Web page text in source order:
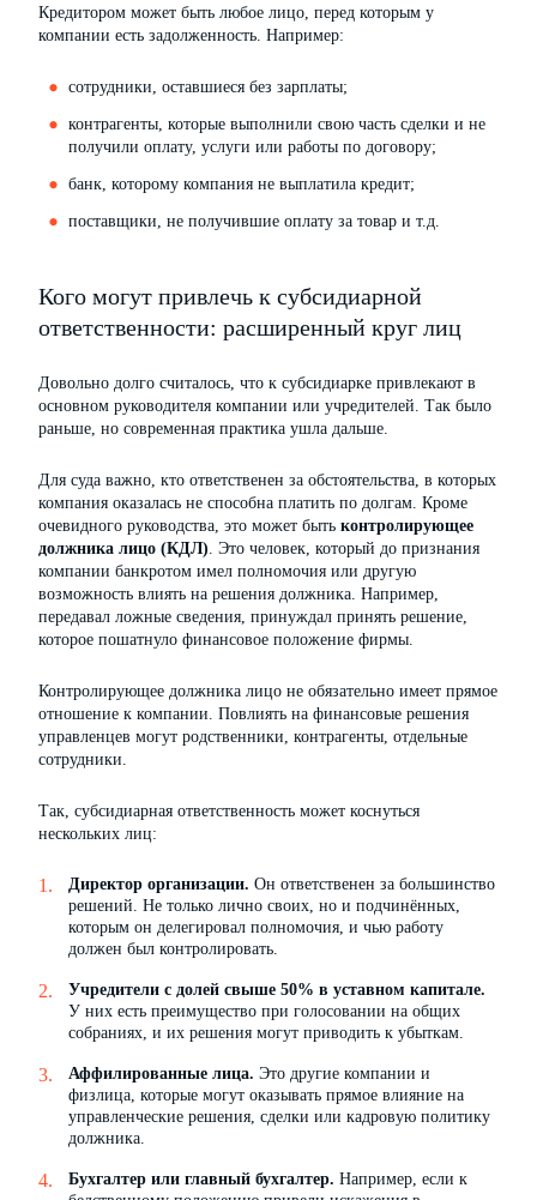
Кредитором может быть любое лицо, перед которым у
компании есть задолженность. Например:
сотрудники, оставшиеся без зарплаты;
контрагенты, которые выполнили свою часть сделки и не
получили оплату, услуги или работы по договору;
банк, которому компания не выплатила кредит;
поставщики, не получившие оплату за товар и т.д.
Кого могут привлечь к субсидиарной
ответственности: расширенный круг лиц
Довольно долго считалось, что к субсидиарке привлекают в
основном руководителя компании или учредителей. Так было
раньше, но современная практика ушла дальше.
Для суда важно, кто ответственен за обстоятельства, в которых
компания оказалась не способна платить по долгам. Кроме
очевидного руководства, это может быть контролирующее
должника лицо (КДЛ). Это человек, который до признания
компании банкротом имел полномочия или другую
возможность влиять на решения должника. Например,
передавал ложные сведения, принуждал принять решение,
которое пошатнуло финансовое положение фирмы.
Контролирующее должника лицо не обязательно имеет прямое
отношение к компании. Повлиять на финансовые решения
управленцев могут родственники, контрагенты, отдельные
сотрудники.
Так, субсидиарная ответственность может коснуться
нескольких лиц:
Директор организации. Он ответственен за большинство
решений. Не только лично своих, но и подчинённых,
которым он делегировал полномочия, и чью работу
должен был контролировать.
Учредители с долей свыше 50% в уставном капитале.
У них есть преимущество при голосовании на общих
собраниях, и их решения могут приводить к убыткам.
Аффилированные лица. Это другие компании и
физлица, которые могут оказывать прямое влияние на
управленческие решения, сделки или кадровую политику
должника.
Бухгалтер или главный бухгалтер. Например, если к